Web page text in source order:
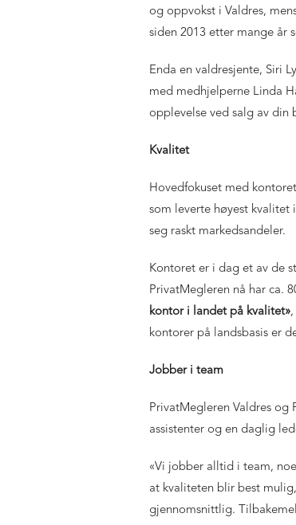
og oppvokst i Valdres,
siden 2013 etter mange år
Enda en valdresjente, Siri
med medhjelperne Linda
opplevelse ved salg av
Kvalitet
Hovedfokuset med
som leverte høyest kvalitet
seg raskt markedsandeler.
Kontoret er i dag et av de
PrivatMegleren nå har ca.
kontor i landet på kvalitet»
kontorer på landsbasis er
Jobber i team
PrivatMegleren Valdres og
assistenter og en daglig
«Vi jobber alltid i team,
at kvaliteten blir best
gjennomsnittlig.